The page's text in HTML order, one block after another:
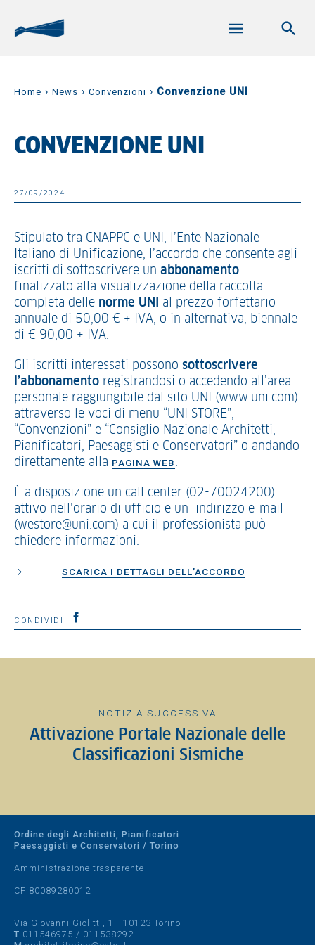
Home › News › Convenzioni › Convenzione UNI
CONVENZIONE UNI
27/09/2024
Stipulato tra CNAPPC e UNI, l’Ente Nazionale
Italiano di Unificazione, l’accordo che consente agli
iscritti di sottoscrivere un abbonamento
finalizzato alla visualizzazione della raccolta
completa delle norme UNI
al prezzo forfettario
annuale di 50,00 € + IVA, o in alternativa, biennale
di € 90,00 + IVA.
Gli iscritti interessati possono sottoscrivere
l’abbonamento registrandosi o accedendo all’area
personale raggiungibile dal sito UNI (www.uni.com)
attraverso le voci di menu “UNI STORE”,
“Convenzioni” e “Consiglio Nazionale Architetti,
Pianificatori, Paesaggisti e Conservatori” o andando
direttamente alla PAGINA WEB.
È a disposizione un call center (02-70024200)
attivo nell’orario di ufficio e un indirizzo e-mail
(westore@uni.com) a cui il professionista può
chiedere informazioni.
SCARICA I DETTAGLI DELL’ACCORDO
CONDIVIDI
NOTIZIA SUCCESSIVA
Attivazione Portale Nazionale delle
Classificazioni Sismiche
Ordine degli Architetti, Pianificatori
Paesaggisti e Conservatori / Torino
Amministrazione trasparente
CF 80089280012
Via Giovanni Giolitti, 1 - 10123 Torino
T 011546975 / 011538292